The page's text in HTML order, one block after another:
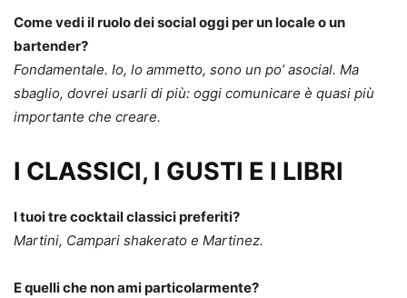
Come vedi il ruolo dei social oggi per un locale o un
bartender?
Fondamentale. Io, lo ammetto, sono un po’ asocial. Ma
sbaglio, dovrei usarli di più: oggi comunicare è quasi più
importante che creare.
I CLASSICI, I GUSTI E I LIBRI
I tuoi tre cocktail classici preferiti?
Martini, Campari shakerato e Martinez.
E quelli che non ami particolarmente?